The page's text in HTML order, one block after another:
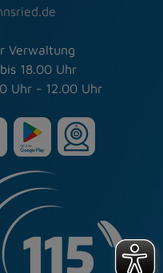
Verwaltung
18.00 Uhr
Uhr - 12.00 Uhr